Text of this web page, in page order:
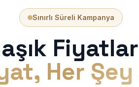
Sınırlı Süreli Kampanya
Her